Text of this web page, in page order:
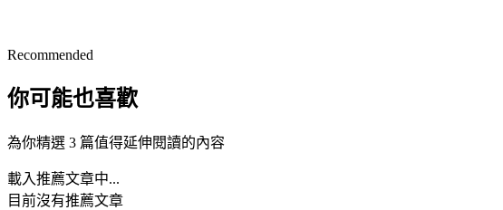
Recommended
你可能也喜歡
為你精選 3 篇值得延伸閱讀的內容
載入推薦文章中...
目前沒有推薦文章